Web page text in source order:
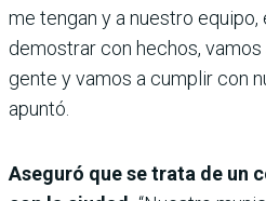
me tengan y a nuestro equipo,
demostrar con hechos,
gente y vamos a cumplir con
apuntó.
Aseguró que se trata de un